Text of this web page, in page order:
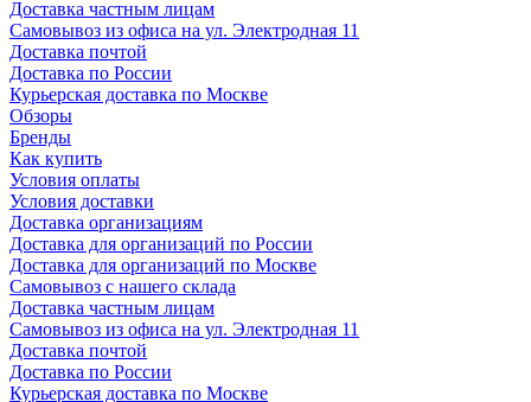
Доставка частным лицам
Самовывоз из офиса на ул. Электродная 11
Доставка почтой
Доставка по России
Курьерская доставка по Москве
Обзоры
Бренды
Как купить
Условия оплаты
Условия доставки
Доставка организациям
Доставка для организаций по России
Доставка для организаций по Москве
Самовывоз с нашего склада
Доставка частным лицам
Самовывоз из офиса на ул. Электродная 11
Доставка почтой
Доставка по России
Курьерская доставка по Москве